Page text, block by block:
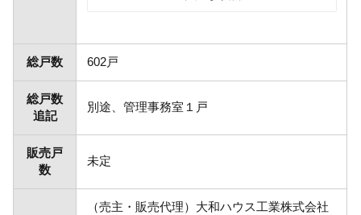
総戸数 602戸
総戸数
追記
別途、管理事務室１戸
販売戸
数
未定
（売主・販売代理）大和ハウス工業株式会社